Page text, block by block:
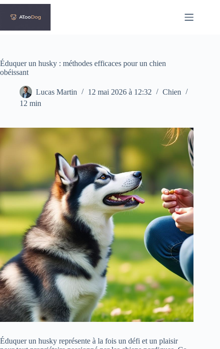
Passer
contenu
Éduquer un husky : méthodes efficaces pour un chien
obéissant
Lucas Martin 12 mai 2026 à 12:32
Chien
12 min
Éduquer un husky représente à la fois un défi et un plaisir